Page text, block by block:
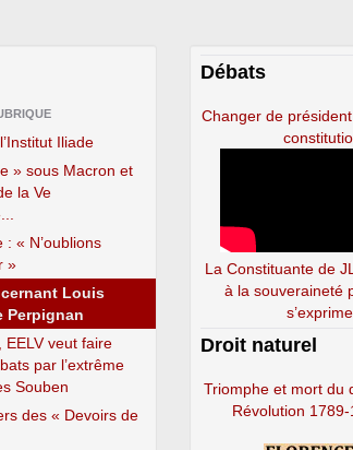
Iliade
» sous Macron et
la Ve
: « N’oublions
»
Louis
Perpignan
EELV veut faire
par l’extrême
Souben
des « Devoirs de
Débats
Changer de
La Constituante de
à la souveraineté
Droit naturel
Triomphe et mort du
Révolution